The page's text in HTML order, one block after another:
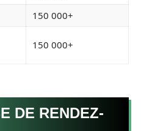
150 000+
150 000+
DE RENDEZ-